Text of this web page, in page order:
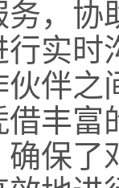
，协
实
伴之
丰富
保了